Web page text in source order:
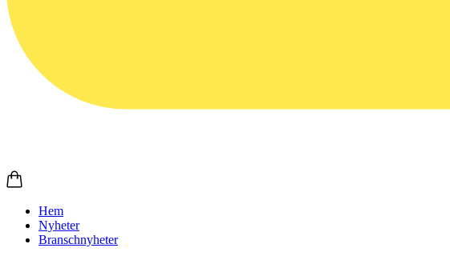
Hem
Nyheter
Branschnyheter